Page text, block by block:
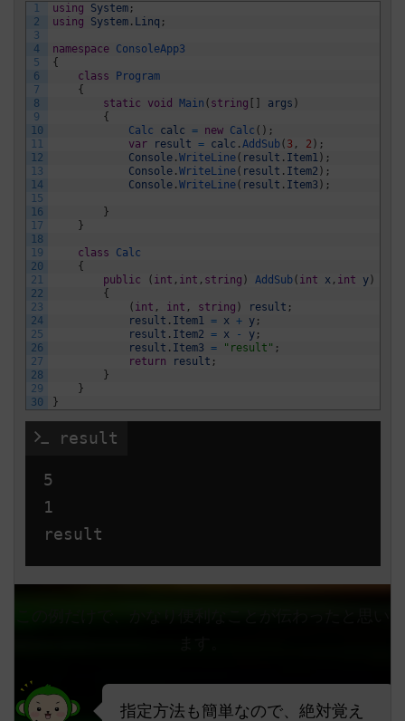
1
2
3
4
5
6
7
8
9
10
11
12
13
14
15
16
17
18
19
20
21
22
23
24
25
26
27
28
29
30
using System;
using
System. Linq ;
namespace
ConsoleApp3
{
class
Program
{
static
void Main ( string [ ] args )
{
Calc
calc = new Calc ( ) ;
var
result = calc . AddSub( 3 , 2 ) ;
Console. WriteLine( result . Item1 ) ;
Console. WriteLine( result . Item2 ) ;
Console. WriteLine( result . Item3 ) ;
}
}
class
Calc
{
public
( int , int , string ) AddSub( int x , int y)
{
( int , int , string ) result ;
result . Item1 = x + y;
result . Item2 = x - y;
result . Item3 = "result" ;
return
result ;
}
}
}
result
5
1
指定方法も簡単なので、絶対覚え